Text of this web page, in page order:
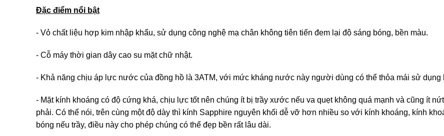
Đặc điểm nổi bật
- Vỏ chất liệu hợp kim nhập khẩu, sử dụng công nghệ mạ chân không tiên tiến đem lại độ sáng bóng, bền màu.
- Cỗ máy thời gian dây cao su mặt chữ nhật.
- Khả năng chịu áp lực nước của đồng hồ là 3ATM, với mức kháng nước này người dùng có thể thỏa mái sử dụng
- Mặt kính khoáng có độ cứng khá, chịu lực tốt nên chúng ít bị trầy xước nếu va quẹt không quá mạnh và cũng ít
phải. Có thể nói, trên cùng một độ dày thì kính Sapphire nguyên khối dễ vỡ hơn nhiều so với kính khoáng, kính
bóng nếu trầy, điều này cho phép chúng có thể đẹp bền rất lâu dài.